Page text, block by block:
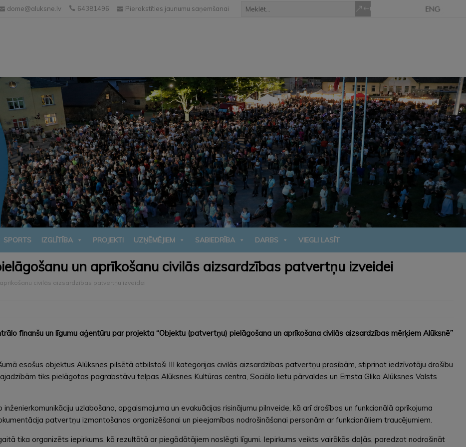
dome@aluksne.lv 64381496 Pierakstīties jaunumu saņemšanai
SPORTS IZGLĪTĪBA PROJEKTI UZŅĒMĒJIEM SABIEDRĪBA DARBS VIEGLI LASĪT
un aprīkošanu civilās aizsardzības patvertņu izveidei
civilās aizsardzības patvertņu izveidei
finanšu un līgumu aģentūru par projekta “Objektu (patvertņu) pielāgošana un aprīkošana civilās aizsardzības mērķiem Alūksnē”
esošus objektus Alūksnes pilsētā atbilstoši III kategorijas civilās aizsardzības patvertņu prasībām, stiprinot iedzīvotāju drošību
tiks pielāgotas pagrabstāvu telpas Alūksnes Kultūras centra, Sociālo lietu pārvaldes un Ernsta Glika Alūksnes Valsts
uzlabošana, apgaismojuma un evakuācijas risinājumu pilnveide, kā arī drošības un funkcionālā aprīkojuma
patvertņu izmantošanas organizēšanai un pieejamības nodrošināšanai personām ar funkcionāliem traucējumiem.
tika organizēts iepirkums, kā rezultātā ar piegādātājiem noslēgti līgumi. Iepirkums veikts vairākās daļās, paredzot nodrošināt